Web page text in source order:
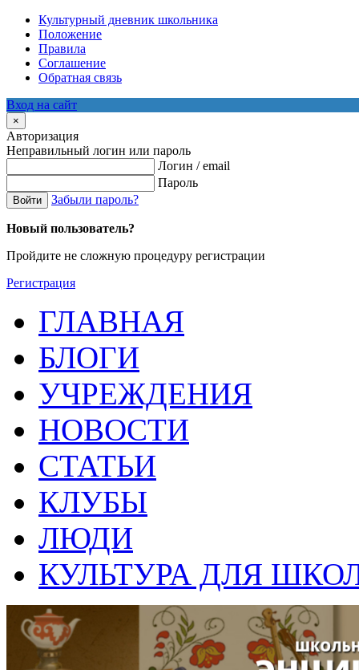
Культурный дневник школьника
Положение
Правила
Соглашение
Обратная связь
Вход на сайт
×
Авторизация
Неправильный логин или пароль
Логин / email
Пароль
Войти Забыли пароль?
Новый пользователь?
Пройдите не сложную процедуру регистрации
Регистрация
ГЛАВНАЯ
БЛОГИ
УЧРЕЖДЕНИЯ
НОВОСТИ
СТАТЬИ
КЛУБЫ
ЛЮДИ
КУЛЬТУРА ДЛЯ